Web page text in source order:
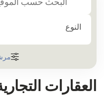
النوع
المنطقة
اختر
العقارات